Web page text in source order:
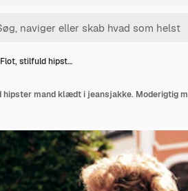
Flot, stilfuld hipst…